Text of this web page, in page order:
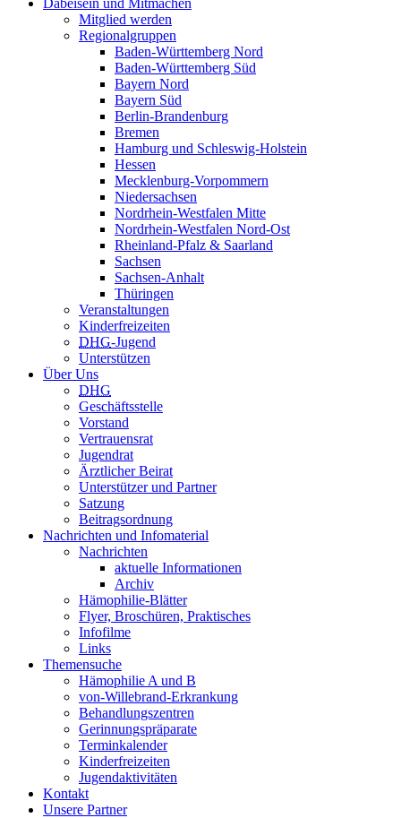
Mitglied werden
Regionalgruppen
Baden-Württemberg Nord
Baden-Württemberg Süd
Bayern Nord
Bayern Süd
Berlin-Brandenburg
Bremen
Hamburg und Schleswig-Holstein
Hessen
Mecklenburg-Vorpommern
Niedersachsen
Nordrhein-Westfalen Mitte
Nordrhein-Westfalen Nord-Ost
Rheinland-Pfalz & Saarland
Sachsen
Sachsen-Anhalt
Thüringen
Veranstaltungen
Kinderfreizeiten
DHG-Jugend
Unterstützen
Über Uns
DHG
Geschäftsstelle
Vorstand
Vertrauensrat
Jugendrat
Ärztlicher Beirat
Unterstützer und Partner
Satzung
Beitragsordnung
Nachrichten und Infomaterial
Nachrichten
aktuelle Informationen
Archiv
Hämophilie-Blätter
Flyer, Broschüren, Praktisches
Infofilme
Links
Themensuche
Hämophilie A und B
von-Willebrand-Erkrankung
Behandlungszentren
Gerinnungspräparate
Terminkalender
Kinderfreizeiten
Jugendaktivitäten
Kontakt
Unsere Partner